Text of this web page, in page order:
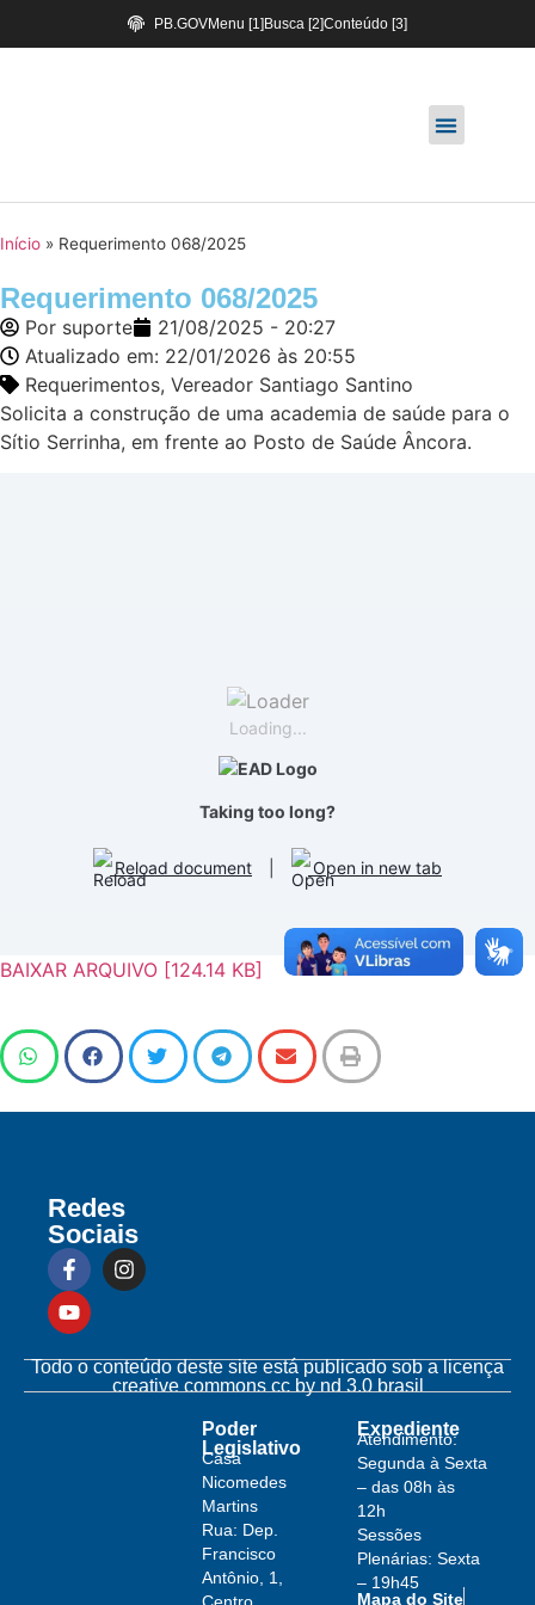
PB.GOVMenu [1] Busca [2]Conteúdo [3]
Início » Requerimento 068/2025
Requerimento 068/2025
Por suporte
21/08/2025 - 20:27
Atualizado em: 22/01/2026 às 20:55
Requerimentos, Vereador Santiago Santino
Solicita a construção de uma academia de saúde para o
Sítio Serrinha, em frente ao Posto de Saúde Âncora.
Loading...
Taking too long?
Reload document Open in new tab
BAIXAR ARQUIVO [124.14 KB]
Redes
Sociais
Todo o conteúdo deste site está publicado sob a licença
creative commons cc by nd 3.0 brasil
Poder
Legislativo
Casa
Nicomedes
Martins
Rua: Dep.
Francisco
Antônio, 1,
Expediente
Atendimento:
Segunda à Sexta
– das 08h às
12h
Sessões
Plenárias: Sexta
– 19h45
Mapa do Site